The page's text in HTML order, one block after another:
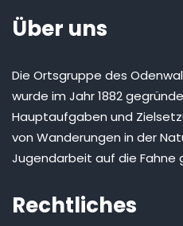
Über uns
Die Ortsgruppe des
wurde im Jahr 1882
Hauptaufgaben und
von Wanderungen in der
Jugendarbeit auf die Fahne
Rechtliches